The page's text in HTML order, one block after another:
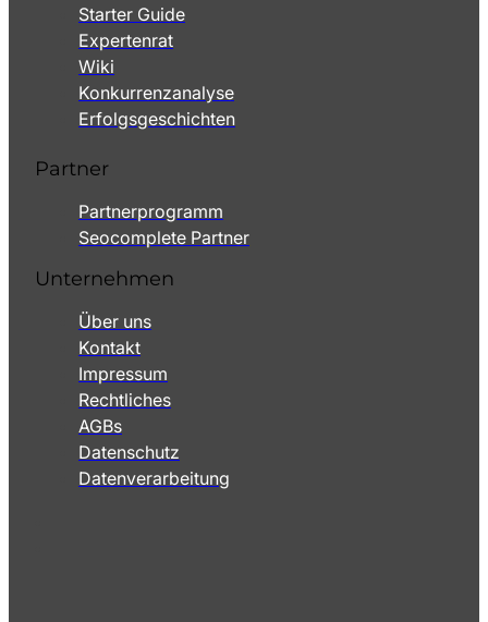
Starter Guide
Expertenrat
Wiki
Konkurrenzanalyse
Erfolgsgeschichten
Partner
Partnerprogramm
Seocomplete Partner
Unternehmen
Über uns
Kontakt
Impressum
Rechtliches
AGBs
Datenschutz
Datenverarbeitung